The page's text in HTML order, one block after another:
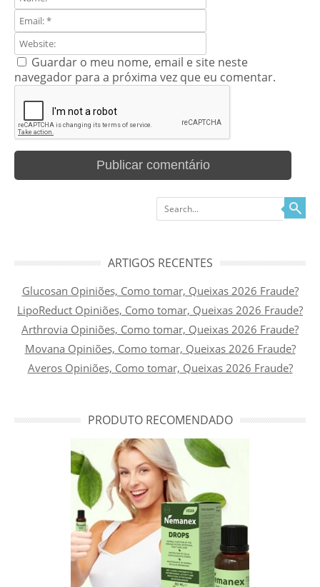
Guardar o meu nome, email e site neste
navegador para a próxima vez que eu comentar.
Search
ARTIGOS RECENTES
Glucosan Opiniões, Como tomar, Queixas 2026 Fraude?
LipoReduct Opiniões, Como tomar, Queixas 2026 Fraude?
Arthrovia Opiniões, Como tomar, Queixas 2026 Fraude?
Movana Opiniões, Como tomar, Queixas 2026 Fraude?
Averos Opiniões, Como tomar, Queixas 2026 Fraude?
PRODUTO RECOMENDADO